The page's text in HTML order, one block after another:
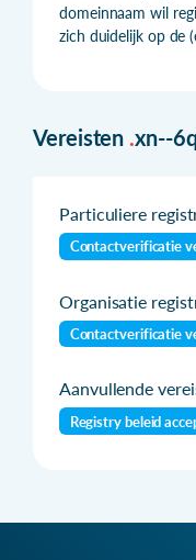
domeinnaam wil
zich duidelijk op de
Vereisten .xn--
Particuliere
Contactverificatie
Organisatie
Contactverificatie
Aanvullende
Registry beleid